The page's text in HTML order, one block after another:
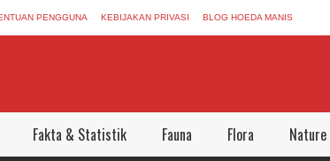
PENGGUNA KEBIJAKAN PRIVASI BLOG HOEDA MANIS
Fakta & Statistik Fauna Flora Nature